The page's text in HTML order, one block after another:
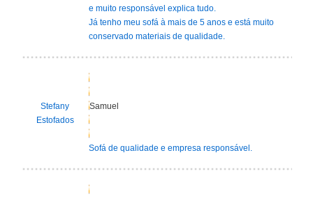
e muito responsável explica tudo.
Já tenho meu sofá à mais de 5 anos e está muito
conservado materiais de qualidade.
Stefany
Estofados
Samuel
Sofá de qualidade e empresa responsável.